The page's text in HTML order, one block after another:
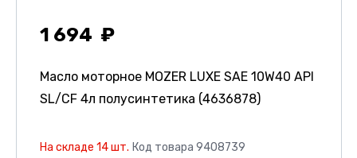
1 694
Масло моторное MOZER LUXE SAE 10W40 API
SL/CF 4л полусинтетика (4636878)
На складе 14 шт. Код товара 9408739